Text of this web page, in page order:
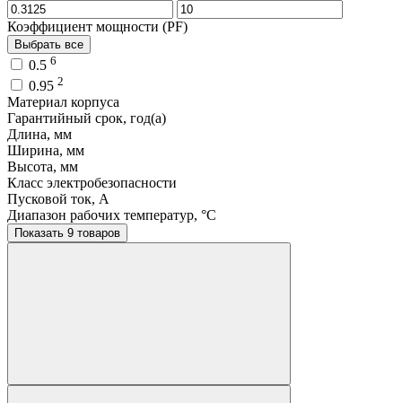
Коэффициент мощности (PF)
Выбрать все
0.5 6
0.95 2
Материал корпуса
Гарантийный срок, год(а)
Длина, мм
Ширина, мм
Высота, мм
Класс электробезопасности
Пусковой ток, A
Диапазон рабочих температур, °C
Показать 9 товаров